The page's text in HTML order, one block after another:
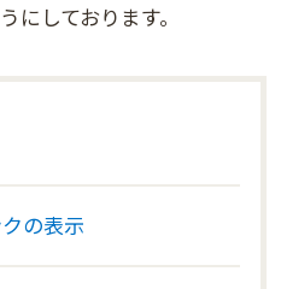
にしております。
の表示